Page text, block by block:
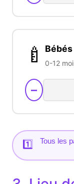
🍼 Bébés
0-12
−
1️⃣
Tous les